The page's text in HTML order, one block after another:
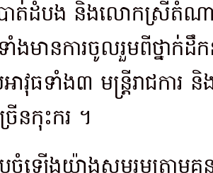
ាត់ដំបង និងលោកស្រីតំណា
ងមានការចូលរួមពីថ្នាក់ដឹក
អាវុធទាំង៣ មន្ត្រីរាជកា
នកុះករ ។